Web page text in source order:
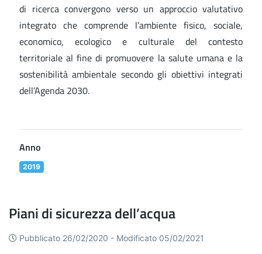
di ricerca convergono verso un approccio valutativo
integrato che comprende l’ambiente fisico, sociale,
economico, ecologico e culturale del contesto
territoriale al fine di promuovere la salute umana e la
sostenibilità ambientale secondo gli obiettivi integrati
dell’Agenda 2030.
Anno
2019
Piani di sicurezza dell’acqua
Pubblicato 26/02/2020 - Modificato 05/02/2021